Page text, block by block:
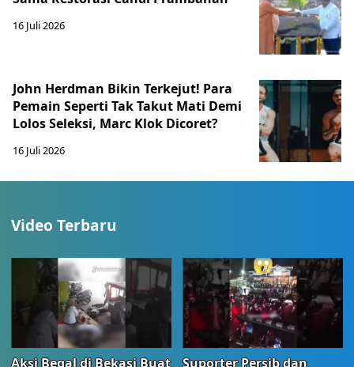
16 Juli 2026
John Herdman Bikin Terkejut! Para
Pemain Seperti Tak Takut Mati Demi
Lolos Seleksi, Marc Klok Dicoret?
16 Juli 2026
Video Terbaru
Aksi Begal di Bekasi Buat
Suporter Persib dan